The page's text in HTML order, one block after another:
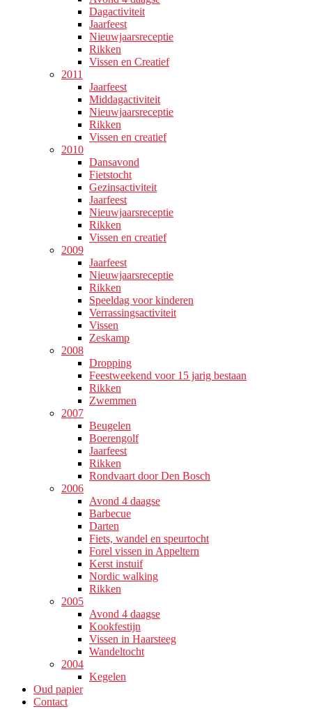
Dagactiviteit
Jaarfeest
Nieuwjaarsreceptie
Rikken
Vissen en Creatief
2011
Jaarfeest
Middagactiviteit
Nieuwjaarsreceptie
Rikken
Vissen en creatief
2010
Dansavond
Fietstocht
Gezinsactiviteit
Jaarfeest
Nieuwjaarsreceptie
Rikken
Vissen en creatief
2009
Jaarfeest
Nieuwjaarsreceptie
Rikken
Speeldag voor kinderen
Verrassingsactiviteit
Vissen
Zeskamp
2008
Dropping
Feestweekend voor 15 jarig bestaan
Rikken
Zwemmen
2007
Beugelen
Boerengolf
Jaarfeest
Rikken
Rondvaart door Den Bosch
2006
Avond 4 daagse
Barbecue
Darten
Fiets, wandel en speurtocht
Forel vissen in Appeltern
Kerst instuif
Nordic walking
Rikken
2005
Avond 4 daagse
Kookfestijn
Vissen in Haarsteeg
Wandeltocht
2004
Kegelen
Oud papier
Contact